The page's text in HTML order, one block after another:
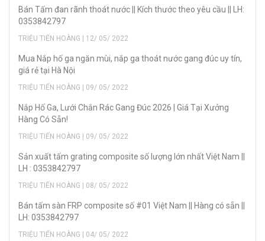
Bán Tấm đan rãnh thoát nước || Kích thước theo yêu cầu || LH:
0353842797
TRIỆU TIẾN HOÀNG | 12/ 05/ 2022
Mua Nắp hố ga ngăn mùi, nắp ga thoát nước gang đúc uy tín,
giá rẻ tại Hà Nội
TRIỆU TIẾN HOÀNG | 09/ 05/ 2022
Nắp Hố Ga, Lưới Chắn Rác Gang Đúc 2026 | Giá Tại Xưởng
Hàng Có Sẵn!
TRIỆU TIẾN HOÀNG | 09/ 05/ 2022
Sản xuất tấm grating composite số lượng lớn nhất Việt Nam ||
LH : 0353842797
TRIỆU TIẾN HOÀNG | 08/ 05/ 2022
Bán tấm sàn FRP composite số #01 Việt Nam || Hàng có sẵn ||
LH: 0353842797
TRIỆU TIẾN HOÀNG | 04/ 05/ 2022